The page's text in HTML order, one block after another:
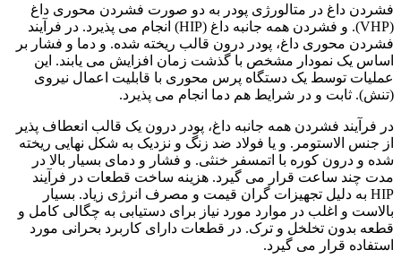
فشردن داغ در متالورژی پودر به دو صورت فشردن محوری داغ
(VHP). و فشردن همه جانبه داغ (HIP) انجام می پذیرد. در فرآیند
فشردن محوری داغ، پودر درون قالب ریخته شده. و دما و فشار بر
اساس یک نمودار مشخص با گذشت زمان افزایش می یابند. این
عملیات توسط یک دستگاه پرس محوری با قابلیت اعمال نیروی
(تنش). ثابت و در شرایط هم دما انجام می پذیرد.
در فرآیند فشردن همه جانبه داغ، پودر درون یک قالب انعطاف پذیر
از جنس الاستومر. و یا فولاد ضد زنگ و نزدیک به شکل نهایی ریخته
شده و درون کوره با اتمسفر خنثی. و فشار و دمای بسیار بالا در
مدت چند ساعت قرار می گیرد. هزینه ساخت قطعات در فرآیند
HIP به دلیل تجهیزات گران قیمت و مصرف انرژی زیاد. بسیار
بالاست و اغلب در موارد مورد نیاز برای دستیابی به چگالی کامل و
قطعه بدون تخلخل و ترک. در قطعات دارای کاربرد بحرانی مورد
استفاده قرار می گیرد.